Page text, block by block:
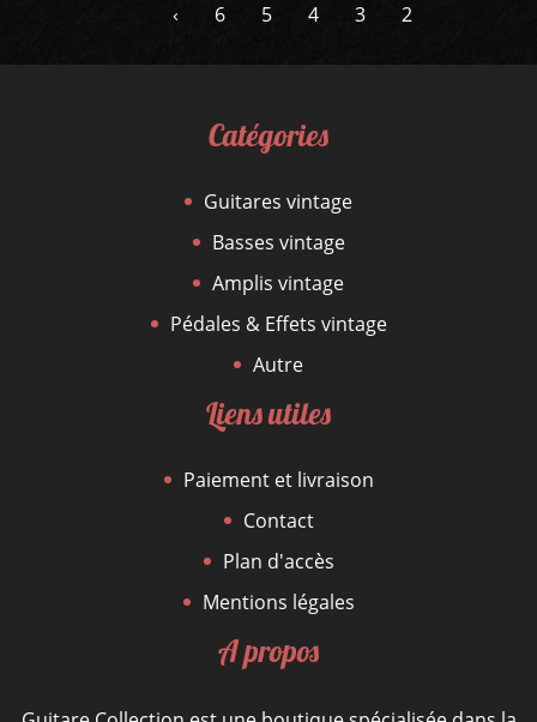
AMPLIS
AUTRE
‹ 6 5 4 3 2
Catégories
Guitares vintage
Basses vintage
Amplis vintage
Pédales & Effets vintage
Autre
Liens utiles
Paiement et livraison
Contact
Plan d'accès
Mentions légales
A propos